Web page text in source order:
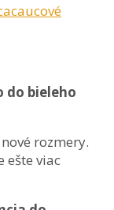
do bieleho
rozmery.
ešte viac